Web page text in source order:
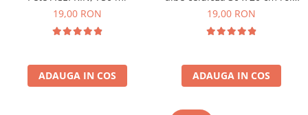
Sare de baie
Servetele Umede
19,00 RON
ADAUGA IN COS
50 bucati
19,00 RON
ADAUGA IN COS